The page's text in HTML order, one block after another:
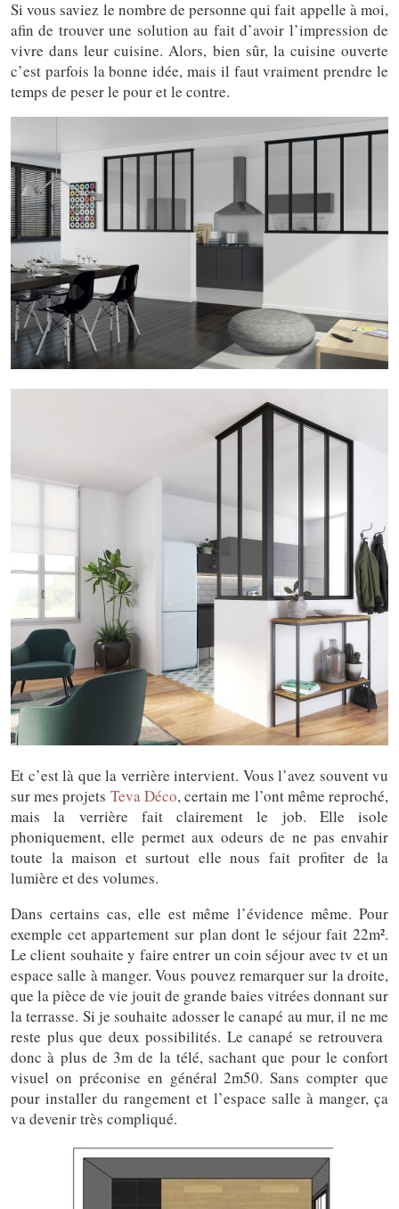
Si vous saviez le nombre de personne qui fait appelle à moi,
afin de trouver une solution au fait d’avoir l’impression de
vivre dans leur cuisine. Alors, bien sûr, la cuisine ouverte
c’est parfois la bonne idée, mais il faut vraiment prendre le
temps de peser le pour et le contre.
Et c’est là que la verrière intervient. Vous l’avez souvent vu
sur mes projets Teva Déco, certain me l’ont même reproché,
mais la verrière fait clairement le job. Elle isole
phoniquement, elle permet aux odeurs de ne pas envahir
toute la maison et surtout elle nous fait profiter de la
lumière et des volumes.
Dans certains cas, elle est même l’évidence même. Pour
exemple cet appartement sur plan dont le séjour fait 22m².
Le client souhaite y faire entrer un coin séjour avec tv et un
espace salle à manger. Vous pouvez remarquer sur la droite,
que la pièce de vie jouit de grande baies vitrées donnant sur
la terrasse. Si je souhaite adosser le canapé au mur, il ne me
reste plus que deux possibilités. Le canapé se retrouvera
donc à plus de 3m de la télé, sachant que pour le confort
visuel on préconise en général 2m50. Sans compter que
pour installer du rangement et l’espace salle à manger, ça
va devenir très compliqué.